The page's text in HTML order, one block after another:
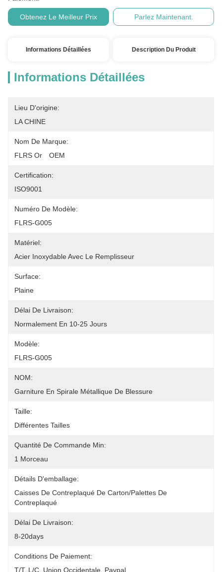
Obtenez Le Meilleur Prix Parlez Maintenant.
Informations Détaillées Description Du Produit
Informations Détaillées
Lieu D'origine:
LA CHINE
Nom De Marque:
FLRS Or　OEM
Certification:
ISO9001
Numéro De Modèle:
FLRS-G005
Matériel:
Acier Inoxydable Avec Le Remplisseur
Surface:
Plaine
Délai De Livraison:
Normalement En 10-25 Jours
Modèle:
FLRS-G005
NOM:
Garniture En Spirale Métallique De Blessure
Taille:
Différentes Tailles
Quantité De Commande Min:
1 Morceau
Détails D'emballage:
Caisses De Contreplaqué De Carton/palettes De
Contreplaqué
Délai De Livraison:
8-20days
Conditions De Paiement:
T/T, L/C, Union Occidentale, Paypal